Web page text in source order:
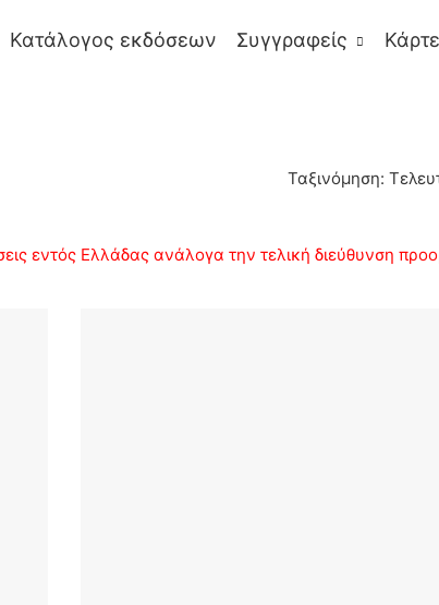
Κατάλογος εκδόσεων Συγγραφείς
Ταξινόμηση:
εντός Ελλάδας ανάλογα την τελική διεύθυνση